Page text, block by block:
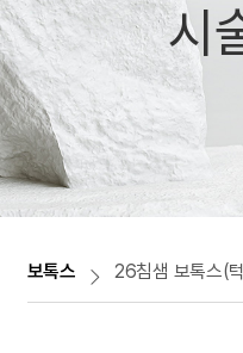
시
보톡스 26침샘 보톡스(